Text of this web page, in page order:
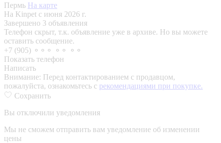
Пермь На карте
На Kinpet c июня 2026 г.
Завершено 3 объявления
Телефон скрыт, т.к. объявление уже в архиве. Но вы можете
оставить сообщение.
+7 (905) ⚬⚬⚬ ⚬⚬ ⚬⚬
Показать телефон
Написать
Внимание: Перед контактированием с продавцом,
пожалуйста, ознакомьтесь с рекомендациями при покупке.
Сохранить
Вы отключили уведомления
Мы не сможем отправить вам уведомление об изменении
цены